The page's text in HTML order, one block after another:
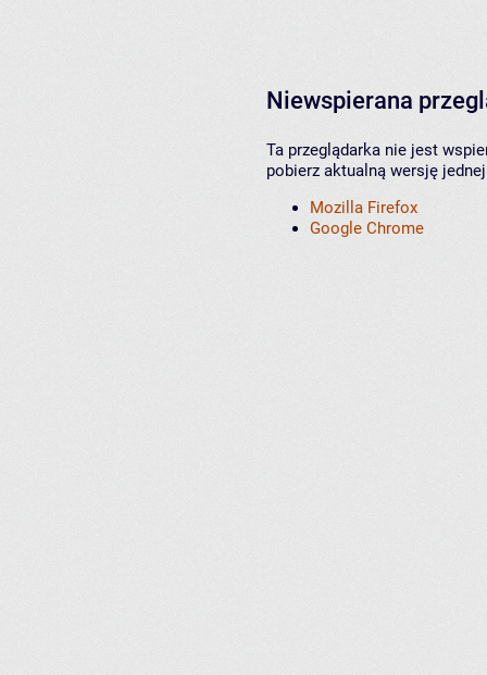
Niewspierana
Ta przeglądarka nie jest
pobierz aktualną wersję
Mozilla Firefox
Google Chrome